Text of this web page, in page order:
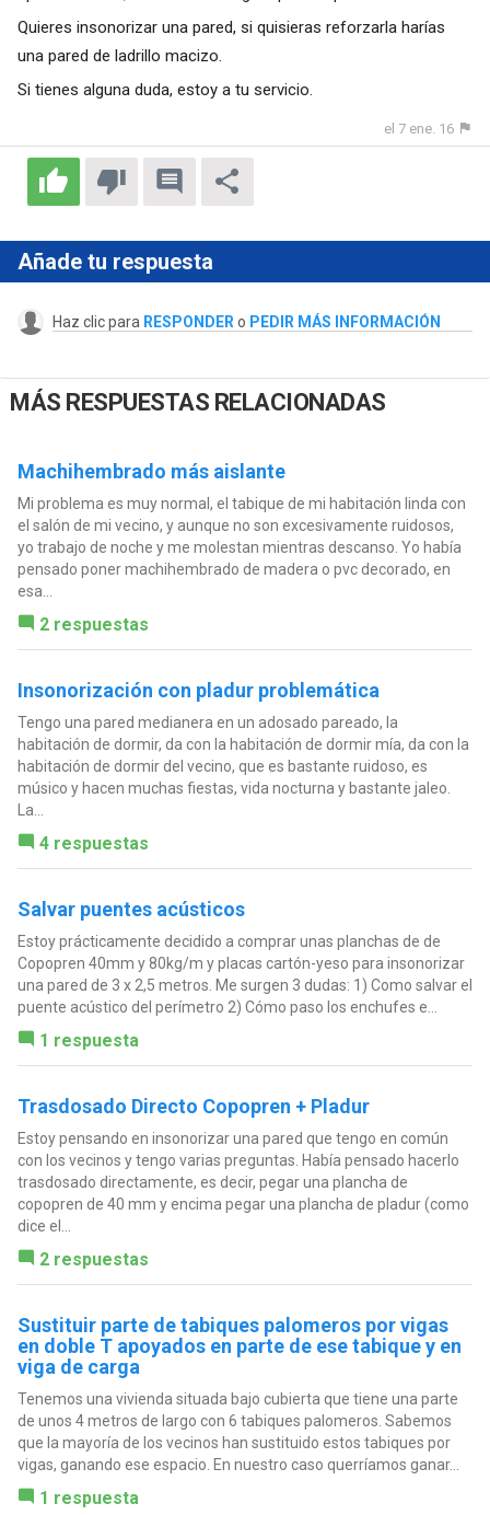
Quieres insonorizar una pared, si quisieras reforzarla harías
una pared de ladrillo macizo.
Si tienes alguna duda, estoy a tu servicio.
el 7 ene. 16
Añade tu respuesta
Haz clic para RESPONDER o PEDIR MÁS INFORMACIÓN
MÁS RESPUESTAS RELACIONADAS
Machihembrado más aislante
Mi problema es muy normal, el tabique de mi habitación linda con
el salón de mi vecino, y aunque no son excesivamente ruidosos,
yo trabajo de noche y me molestan mientras descanso. Yo había
pensado poner machihembrado de madera o pvc decorado, en
esa...
2 respuestas
Insonorización con pladur problemática
Tengo una pared medianera en un adosado pareado, la
habitación de dormir, da con la habitación de dormir mía, da con la
habitación de dormir del vecino, que es bastante ruidoso, es
músico y hacen muchas fiestas, vida nocturna y bastante jaleo.
La...
4 respuestas
Salvar puentes acústicos
Estoy prácticamente decidido a comprar unas planchas de de
Copopren 40mm y 80kg/m y placas cartón-yeso para insonorizar
una pared de 3 x 2,5 metros. Me surgen 3 dudas: 1) Como salvar el
puente acústico del perímetro 2) Cómo paso los enchufes e...
1 respuesta
Trasdosado Directo Copopren + Pladur
Estoy pensando en insonorizar una pared que tengo en común
con los vecinos y tengo varias preguntas. Había pensado hacerlo
trasdosado directamente, es decir, pegar una plancha de
copopren de 40 mm y encima pegar una plancha de pladur (como
dice el...
2 respuestas
Sustituir parte de tabiques palomeros por vigas
en doble T apoyados en parte de ese tabique y en
viga de carga
Tenemos una vivienda situada bajo cubierta que tiene una parte
de unos 4 metros de largo con 6 tabiques palomeros. Sabemos
que la mayoría de los vecinos han sustituido estos tabiques por
vigas, ganando ese espacio. En nuestro caso querríamos ganar...
1 respuesta